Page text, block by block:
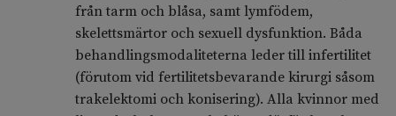
från tarm och blåsa, samt lymfödem,
skelettsmärtor och sexuell dysfunktion. Båda
behandlingsmodaliteterna leder till infertilitet
(förutom vid fertilitetsbevarande kirurgi såsom
trakelektomi och konisering). Alla kvinnor med